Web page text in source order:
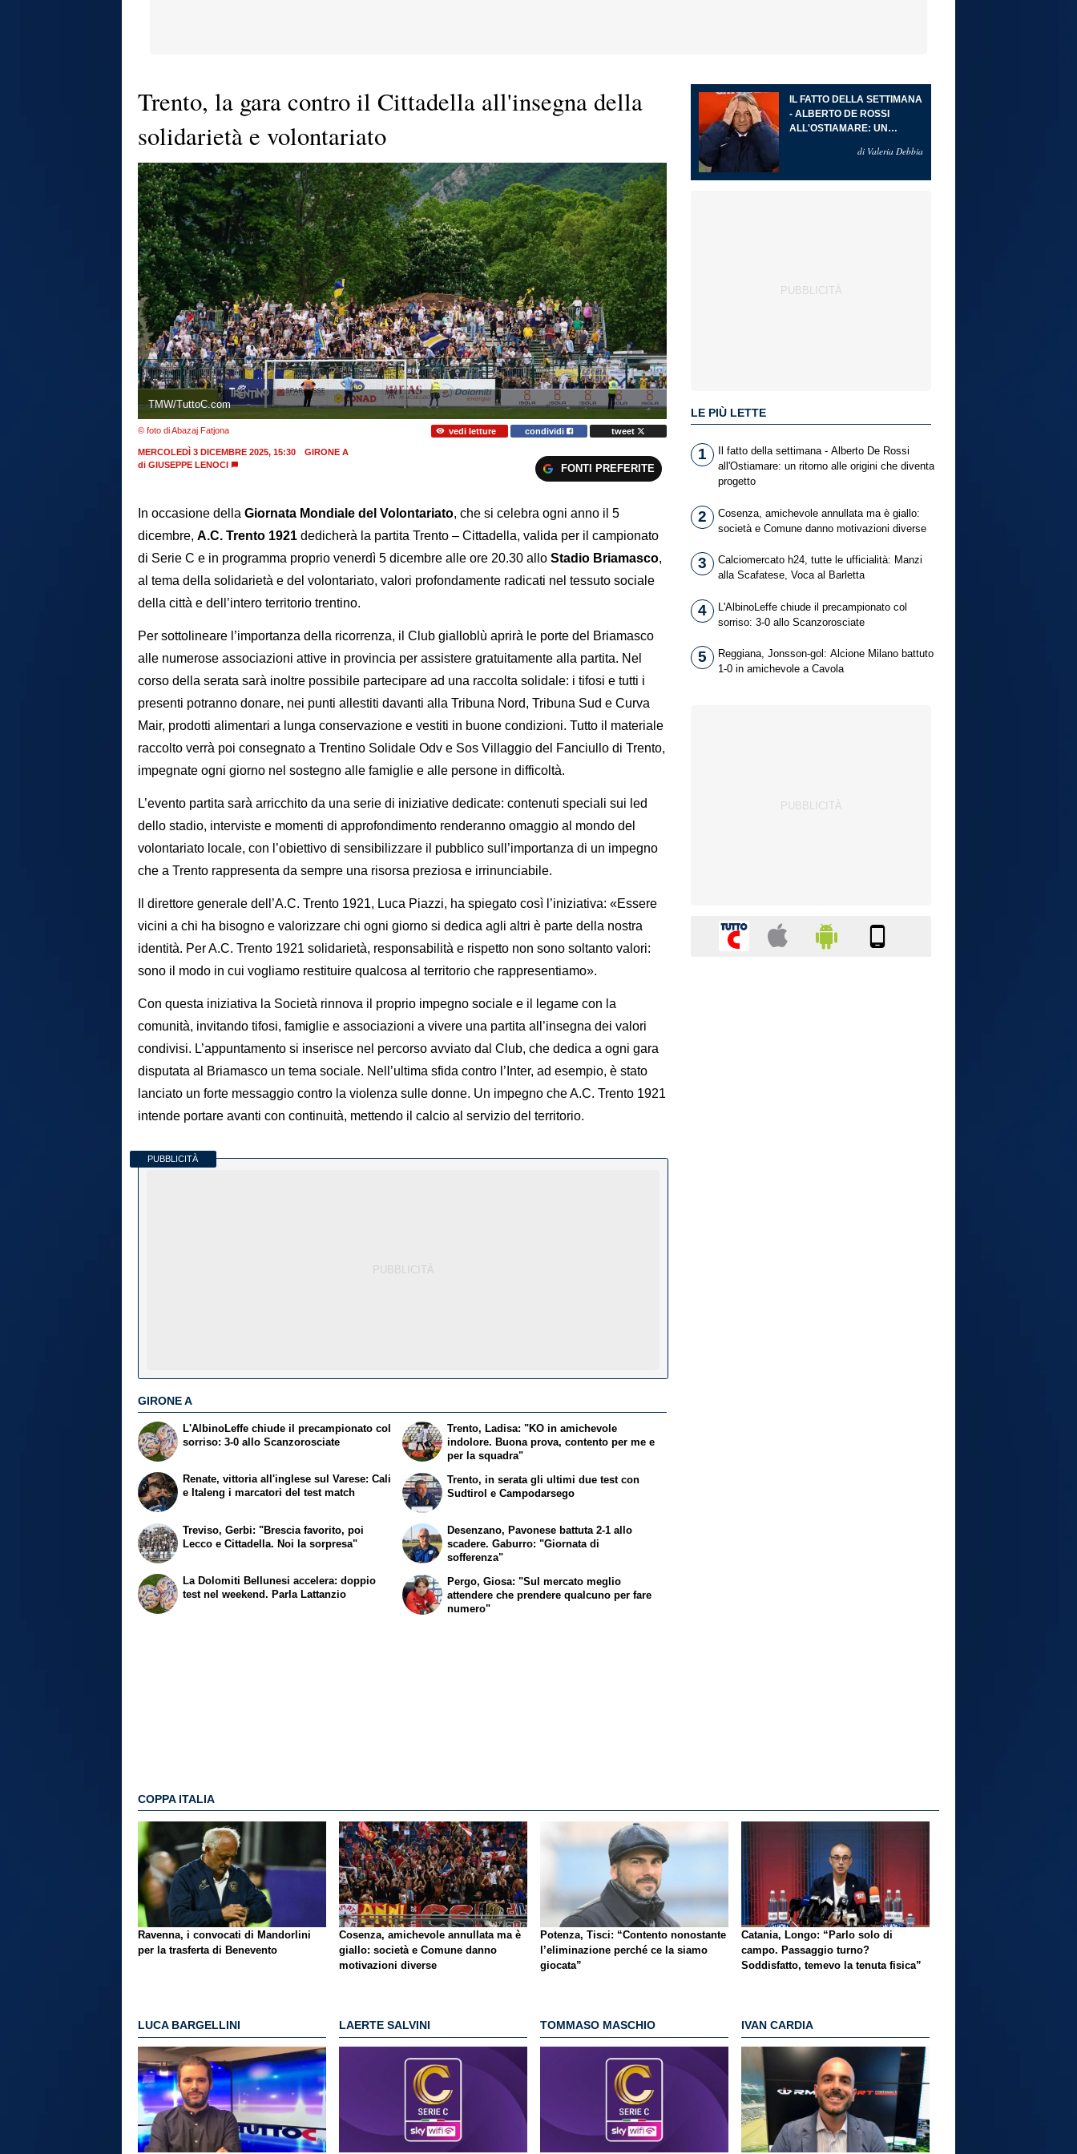
Trento, la gara contro il Cittadella all'insegna della
solidarietà e volontariato
TMW/TuttoC.com
© foto di Abazaj Fatjona vedi letture condividi tweet
MERCOLEDÌ 3 DICEMBRE 2025, 15:30
GIRONE A
di GIUSEPPE LENOCI FONTI PREFERITE
In occasione della Giornata Mondiale del Volontariato, che si celebra ogni anno il 5
dicembre, A.C. Trento 1921 dedicherà la partita Trento – Cittadella, valida per il campionato
di Serie C e in programma proprio venerdì 5 dicembre alle ore 20.30 allo Stadio Briamasco,
al tema della solidarietà e del volontariato, valori profondamente radicati nel tessuto sociale
della città e dell’intero territorio trentino.
Per sottolineare l’importanza della ricorrenza, il Club gialloblù aprirà le porte del Briamasco
alle numerose associazioni attive in provincia per assistere gratuitamente alla partita. Nel
corso della serata sarà inoltre possibile partecipare ad una raccolta solidale: i tifosi e tutti i
presenti potranno donare, nei punti allestiti davanti alla Tribuna Nord, Tribuna Sud e Curva
Mair, prodotti alimentari a lunga conservazione e vestiti in buone condizioni. Tutto il materiale
raccolto verrà poi consegnato a Trentino Solidale Odv e Sos Villaggio del Fanciullo di Trento,
impegnate ogni giorno nel sostegno alle famiglie e alle persone in difficoltà.
L’evento partita sarà arricchito da una serie di iniziative dedicate: contenuti speciali sui led
dello stadio, interviste e momenti di approfondimento renderanno omaggio al mondo del
volontariato locale, con l’obiettivo di sensibilizzare il pubblico sull’importanza di un impegno
che a Trento rappresenta da sempre una risorsa preziosa e irrinunciabile.
Il direttore generale dell’A.C. Trento 1921, Luca Piazzi, ha spiegato così l’iniziativa: «Essere
vicini a chi ha bisogno e valorizzare chi ogni giorno si dedica agli altri è parte della nostra
identità. Per A.C. Trento 1921 solidarietà, responsabilità e rispetto non sono soltanto valori:
sono il modo in cui vogliamo restituire qualcosa al territorio che rappresentiamo».
Con questa iniziativa la Società rinnova il proprio impegno sociale e il legame con la
comunità, invitando tifosi, famiglie e associazioni a vivere una partita all’insegna dei valori
condivisi. L’appuntamento si inserisce nel percorso avviato dal Club, che dedica a ogni gara
disputata al Briamasco un tema sociale. Nell’ultima sfida contro l’Inter, ad esempio, è stato
lanciato un forte messaggio contro la violenza sulle donne. Un impegno che A.C. Trento 1921
intende portare avanti con continuità, mettendo il calcio al servizio del territorio.
PUBBLICITÀ
GIRONE A
L'AlbinoLeffe chiude il precampionato col
sorriso: 3-0 allo Scanzorosciate
Renate, vittoria all'inglese sul Varese: Cali
e Italeng i marcatori del test match
Trento, Ladisa: "KO in amichevole
indolore. Buona prova, contento per me e
per la squadra"
Trento, in serata gli ultimi due test con
Sudtirol e Campodarsego
Treviso, Gerbi: "Brescia favorito, poi
Lecco e Cittadella. Noi la sorpresa"
La Dolomiti Bellunesi accelera: doppio
test nel weekend. Parla Lattanzio
Desenzano, Pavonese battuta 2-1 allo
scadere. Gaburro: "Giornata di
sofferenza"
Pergo, Giosa: "Sul mercato meglio
attendere che prendere qualcuno per fare
numero"
IL FATTO DELLA SETTIMANA
- ALBERTO DE ROSSI
ALL'OSTIAMARE: UN
DIVENTA PROGETTOdi Valeria Debbia
LE PIÙ LETTE
1
Il fatto della settimana - Alberto De Rossi
all'Ostiamare: un ritorno alle origini che diventa
progetto
2
Cosenza, amichevole annullata ma è giallo:
società e Comune danno motivazioni diverse
3
Calciomercato h24, tutte le ufficialità: Manzi
alla Scafatese, Voca al Barletta
4
L'AlbinoLeffe chiude il precampionato col
sorriso: 3-0 allo Scanzorosciate
5
Reggiana, Jonsson-gol: Alcione Milano battuto
1-0 in amichevole a Cavola
COPPA ITALIA
Ravenna, i convocati di Mandorlini
per la trasferta di Benevento
Cosenza, amichevole annullata ma è
giallo: società e Comune danno
motivazioni diverse
Potenza, Tisci: “Contento nonostante
l’eliminazione perché ce la siamo
giocata”
Catania, Longo: “Parlo solo di
campo. Passaggio turno?
Soddisfatto, temevo la tenuta fisica”
LUCA BARGELLINI LAERTE SALVINI TOMMASO MASCHIO IVAN CARDIA